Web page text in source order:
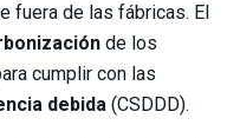
fuera de las fábricas. El
de los
cumplir con las
debida (CSDDD).